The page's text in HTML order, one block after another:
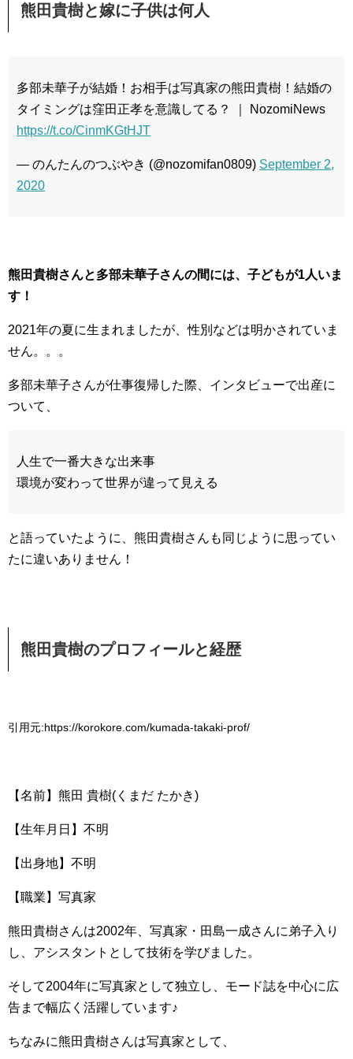
熊田貴樹と嫁に子供は何人
多部未華子が結婚！お相手は写真家の熊田貴樹！結婚の
タイミングは窪田正孝を意識してる？ ｜ NozomiNews
https://t.co/CinmKGtHJT
— のんたんのつぶやき (@nozomifan0809) September 2,
2020
熊田貴樹さんと多部未華子さんの間には、子どもが1人いま
す！
2021年の夏に生まれましたが、性別などは明かされていま
せん。。。
多部未華子さんが仕事復帰した際、インタビューで出産に
ついて、
人生で一番大きな出来事
環境が変わって世界が違って見える
と語っていたように、熊田貴樹さんも同じように思ってい
たに違いありません！
熊田貴樹のプロフィールと経歴
引用元:https://korokore.com/kumada-takaki-prof/
【名前】熊田 貴樹(くまだ たかき)
【生年月日】不明
【出身地】不明
【職業】写真家
熊田貴樹さんは2002年、写真家・田島一成さんに弟子入り
し、アシスタントとして技術を学びました。
そして2004年に写真家として独立し、モード誌を中心に広
告まで幅広く活躍しています♪
ちなみに熊田貴樹さんは写真家として、